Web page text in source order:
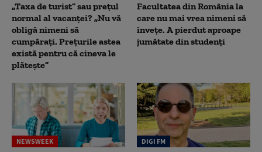
„Taxa de turist” sau prețul
normal al vacanței? „Nu vă
obligă nimeni să
cumpărați. Prețurile astea
există pentru că cineva le
plătește”
Facultatea din România la
care nu mai vrea nimeni să
înveţe. A pierdut aproape
jumătate din studenţi
NEWSWEEK DIGI FM